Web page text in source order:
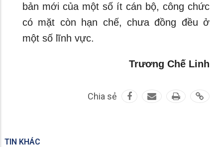
bản mới của một số ít cán bộ, công chức
có mặt còn hạn chế, chưa đồng đều ở
một số lĩnh vực.
Trương Chế Linh
Chia sẻ
TIN KHÁC